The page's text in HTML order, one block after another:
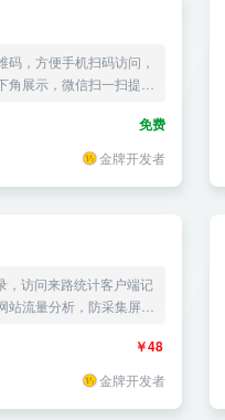
码，方便手机扫码访问，
角展示，微信扫一扫提醒
免费
金牌开发者
，访问来路统计客户端记
站流量分析，防采集屏蔽
统计UV——《益吾库》￥48
金牌开发者